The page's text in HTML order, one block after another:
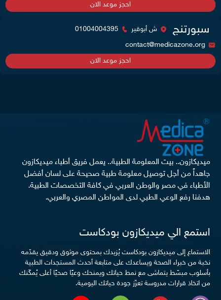
احجز موعد الان
سبورتنج ش أبوقير
01004004395
contact@medicazone.org
احجز موعد الان
استمع الي ميديكازون بودكاست
ميديكازون.. بيت المعلومة الطبية.. يعمل فريق أطباء ميديكازون
جاهداً من أجل توصيل معلومة طبية صحيحة على لسان أفضل
الأطباء في مصر والوطن العربي في كافة التخصصات الطبية.
هدفنا رفع الوعي الطبي لدى المواطن المصري والعربي.
الاستماع إلى ميديكازون بودكاست يُزيدك بمحتوى موثوق ودقيق يقدّمه
نخبة من خبراء الصحة ويساعدك على متابعة أحدث المستجدات الطبية
بأسلوب مبسّط يتماشى مع نمط حياتك ويمنحك وعيًا صحيًا أعلى يُمكّنك
من اتخاذ قرارات مدروسة تعزّز جودة حياتك اليومية.